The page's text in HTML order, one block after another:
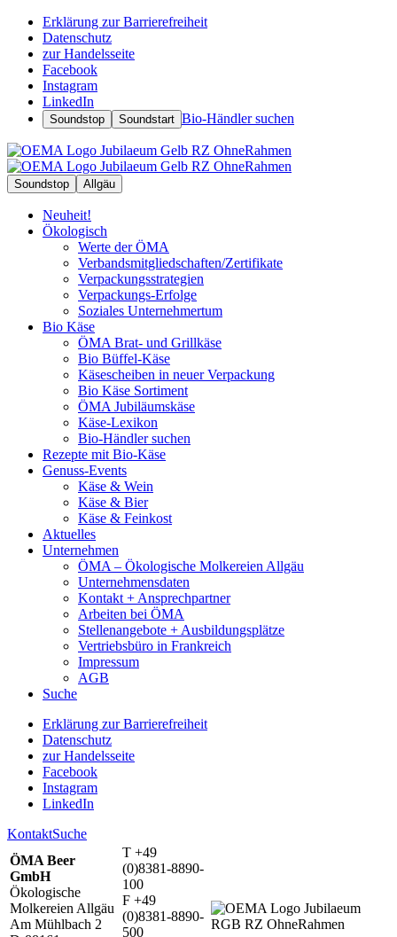
Erklärung zur Barrierefreiheit
Datenschutz
zur Handelsseite
Facebook
Instagram
LinkedIn
Soundstop Soundstart Bio-Händler suchen
Soundstop Allgäu
Neuheit!
Ökologisch
Werte der ÖMA
Verbandsmitgliedschaften/Zertifikate
Verpackungsstrategien
Verpackungs-Erfolge
Soziales Unternehmertum
Bio Käse
ÖMA Brat- und Grillkäse
Bio Büffel-Käse
Käsescheiben in neuer Verpackung
Bio Käse Sortiment
ÖMA Jubiläumskäse
Käse-Lexikon
Bio-Händler suchen
Rezepte mit Bio-Käse
Genuss-Events
Käse & Wein
Käse & Bier
Käse & Feinkost
Aktuelles
Unternehmen
ÖMA – Ökologische Molkereien Allgäu
Unternehmensdaten
Kontakt + Ansprechpartner
Arbeiten bei ÖMA
Stellenangebote + Ausbildungsplätze
Vertriebsbüro in Frankreich
Impressum
AGB
Suche
Erklärung zur Barrierefreiheit
Datenschutz
zur Handelsseite
Facebook
Instagram
LinkedIn
KontaktSuche
ÖMA Beer
GmbH
Ökologische
Molkereien Allgäu
Am Mühlbach 2
T +49
(0)8381-8890-
100
F +49
(0)8381-8890-
500